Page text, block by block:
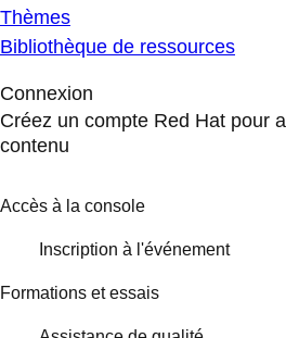
Thèmes
Bibliothèque de ressources
Connexion
Créez un compte Red Hat pour
contenu
Accès à la console
Inscription à l'événement
Formations et essais